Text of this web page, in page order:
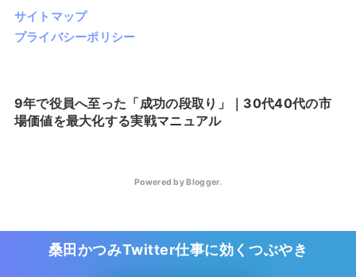
桑田かつみTwitter仕事に効くつぶやき
サイトマップ
プライバシーポリシー
9年で役員へ至った「成功の段取り」｜30代40代の市
場価値を最大化する実戦マニュアル
Powered by Blogger.